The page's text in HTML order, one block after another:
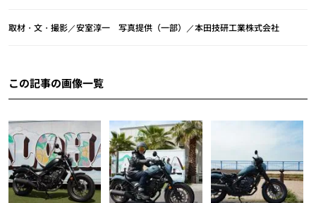
取材・文・撮影／安室淳一 写真提供（一部）／本田技研工業株式会社
この記事の画像一覧